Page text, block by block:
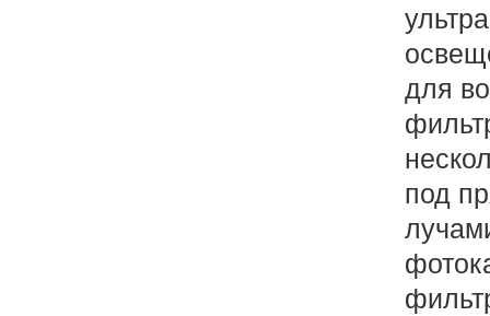
для
под